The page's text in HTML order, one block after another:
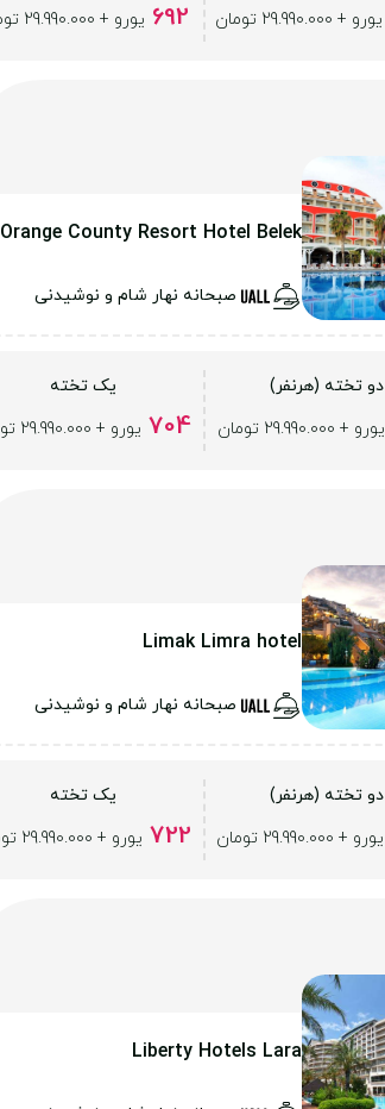
یورو + 29.990.000 تومان 692 یورو + 29.990.000 تومان
Orange County Resort Hotel Belek
صبحانه نهار شام و نوشیدنی
دو تخته (هرنفر)
یورو + 29.990.000 تومان
یک تخته
704 یورو + 29.990.000 تومان
Limak Limra hotel
صبحانه نهار شام و نوشیدنی
دو تخته (هرنفر)
یورو + 29.990.000 تومان
یک تخته
722 یورو + 29.990.000 تومان
Liberty Hotels Lara